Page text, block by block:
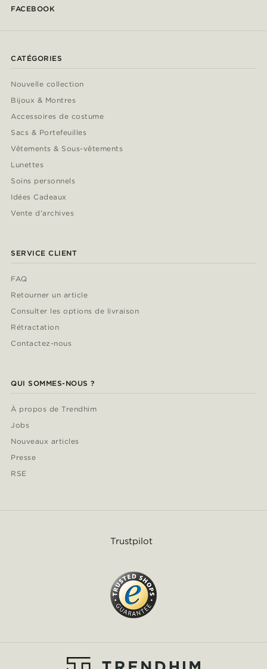
FACEBOOK
CATÉGORIES
Nouvelle collection
Bijoux & Montres
Accessoires de costume
Sacs & Portefeuilles
Vêtements & Sous-vêtements
Lunettes
Soins personnels
Idées Cadeaux
Vente d'archives
SERVICE CLIENT
FAQ
Retourner un article
Consulter les options de livraison
Rétractation
Contactez-nous
QUI SOMMES-NOUS ?
À propos de Trendhim
Jobs
Nouveaux articles
Presse
RSE
Trustpilot